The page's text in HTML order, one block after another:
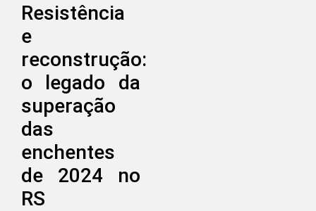
Resistência
e
reconstrução:
o legado da
superação
das
enchentes
de 2024 no
RS